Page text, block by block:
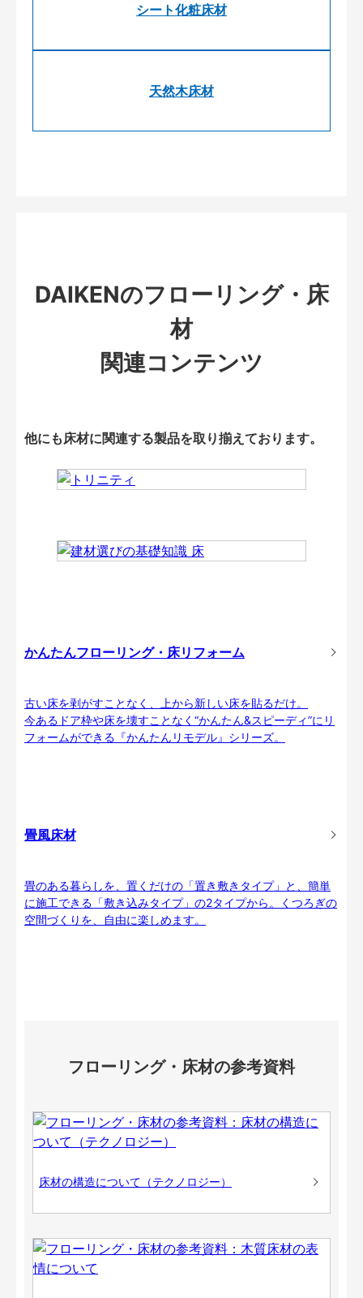
シート化粧床材
天然木床材
DAIKENのフローリング・床
材
関連コンテンツ
他にも床材に関連する製品を取り揃えております。
かんたんフローリング・床リフォーム
古い床を剥がすことなく、上から新しい床を貼るだけ。
今あるドア枠や床を壊すことなく“かんたん&スピーディ”にリ
フォームができる『かんたんリモデル』シリーズ。
畳風床材
畳のある暮らしを、置くだけの「置き敷きタイプ」と、簡単
に施工できる「敷き込みタイプ」の2タイプから。くつろぎの
空間づくりを、自由に楽しめます。
フローリング・床材の参考資料
床材の構造について（テクノロジー）